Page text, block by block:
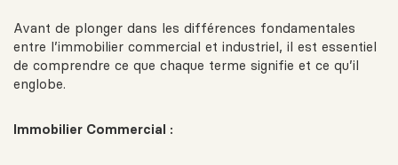
Avant de plonger dans les différences fondamentales
entre l’immobilier commercial et industriel, il est essentiel
de comprendre ce que chaque terme signifie et ce qu’il
englobe.
Immobilier Commercial :